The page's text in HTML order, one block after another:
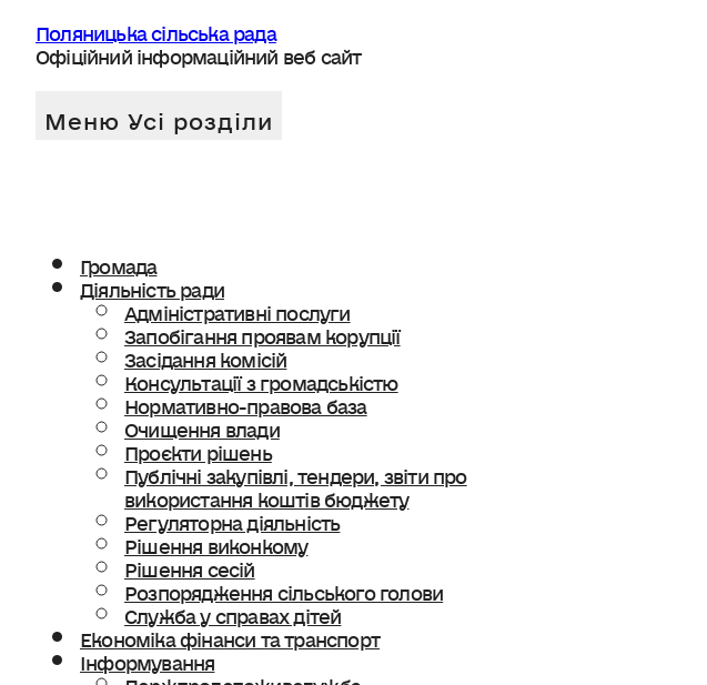
Поляницька сільська рада
Офіційний інформаційний веб сайт
Громада
Діяльність ради
Адміністративні послуги
Запобігання проявам корупції
Засідання комісій
Консультації з громадськістю
Нормативно-правова база
Очищення влади
Проєкти рішень
Публічні закупівлі, тендери, звіти про
використання коштів бюджету
Регуляторна діяльність
Рішення виконкому
Рішення сесій
Розпорядження сільського голови
Служба у справах дітей
Економіка фінанси та транспорт
Інформування